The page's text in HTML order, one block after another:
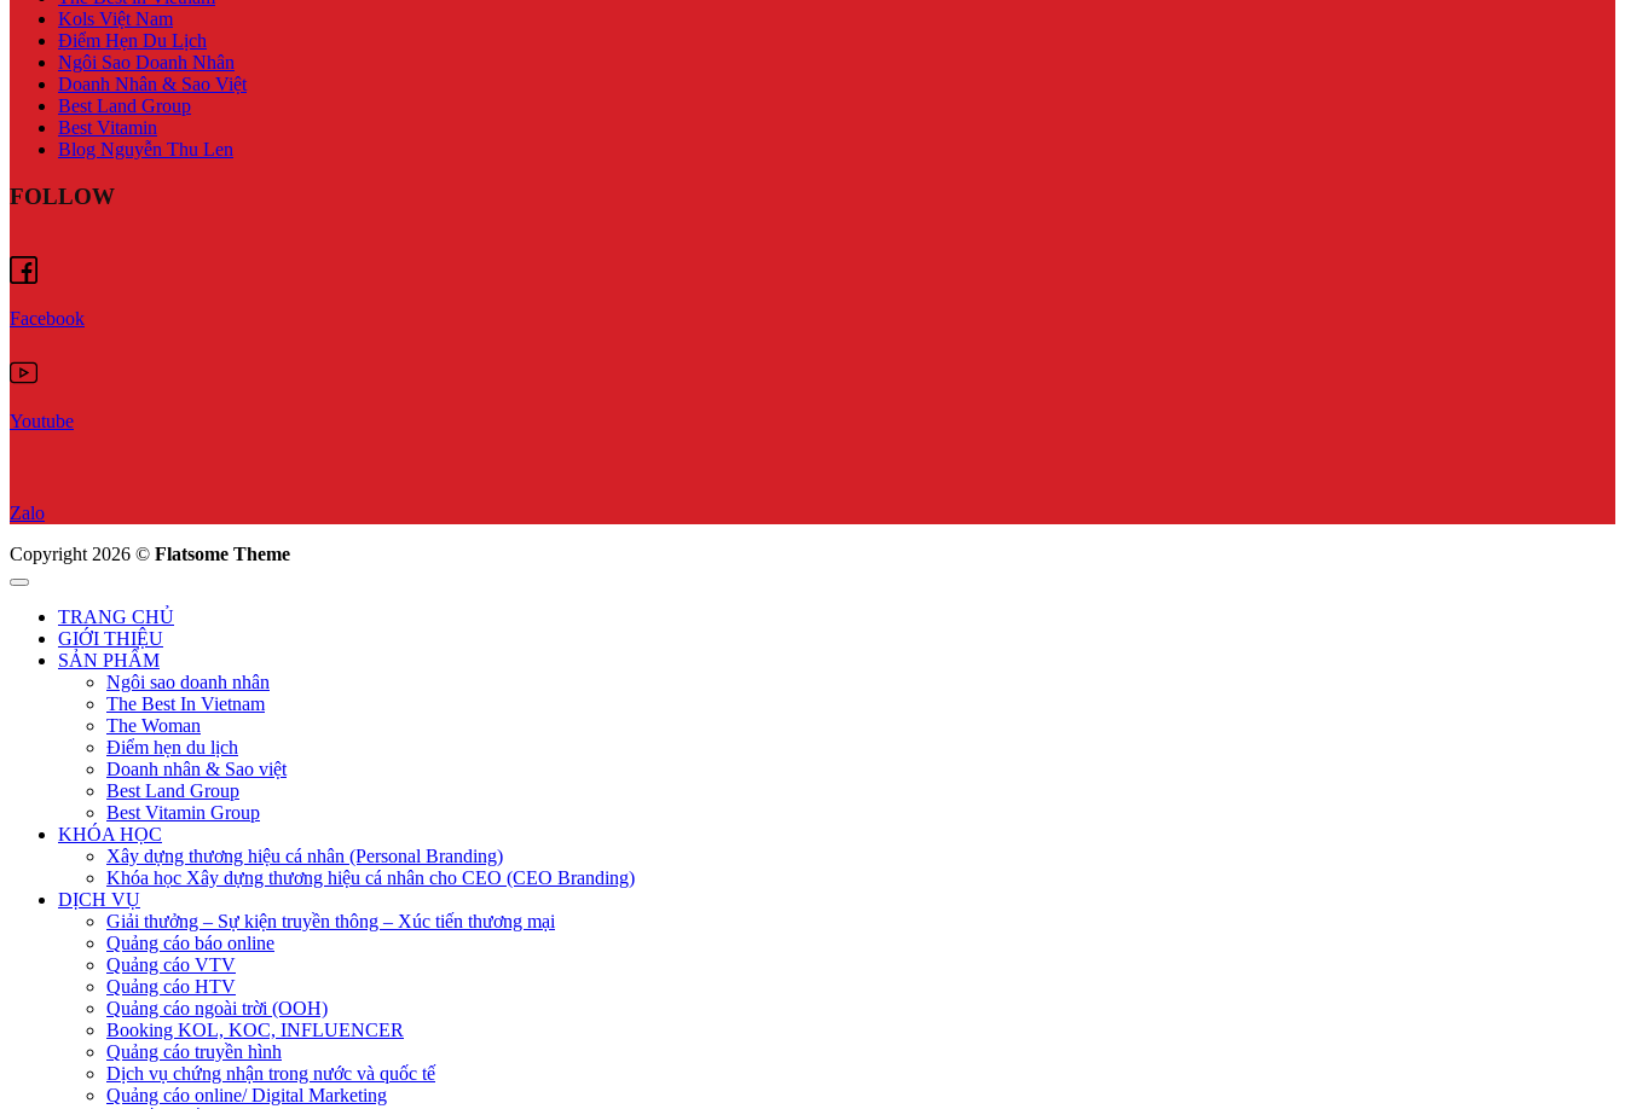
Kols Việt Nam
Điểm Hẹn Du Lịch
Ngôi Sao Doanh Nhân
Doanh Nhân & Sao Việt
Best Land Group
Best Vitamin
Blog Nguyễn Thu Len
FOLLOW
Facebook
Youtube
Zalo
Copyright 2026 © Flatsome Theme
TRANG CHỦ
GIỚI THIỆU
SẢN PHẨM
Ngôi sao doanh nhân
The Best In Vietnam
The Woman
Điểm hẹn du lịch
Doanh nhân & Sao việt
Best Land Group
Best Vitamin Group
KHÓA HỌC
Xây dựng thương hiệu cá nhân (Personal Branding)
Khóa học Xây dựng thương hiệu cá nhân cho CEO (CEO Branding)
DỊCH VỤ
Giải thưởng – Sự kiện truyền thông – Xúc tiến thương mại
Quảng cáo báo online
Quảng cáo VTV
Quảng cáo HTV
Quảng cáo ngoài trời (OOH)
Booking KOL, KOC, INFLUENCER
Quảng cáo truyền hình
Dịch vụ chứng nhận trong nước và quốc tế
Quảng cáo online/ Digital Marketing